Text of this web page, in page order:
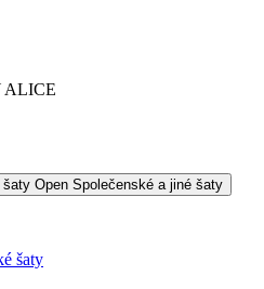
ALICE
šaty Open Společenské a jiné šaty
šaty